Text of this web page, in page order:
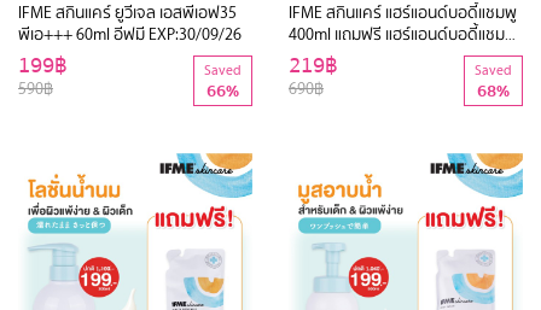
IFME สกินแคร์ ยูวีเจล เอสพีเอฟ35
พีเอ+++ 60ml อีฟมี EXP:30/09/26
590฿
199฿ Saved
66%
IFME สกินแคร์ แฮร์แอนด์บอดี้แชมพู
400ml แถมฟรี แฮร์แอนด์บอดี้แชมพู
400ml (รีฟิล) EXP:20.07.26
690฿
219฿ Saved
68%